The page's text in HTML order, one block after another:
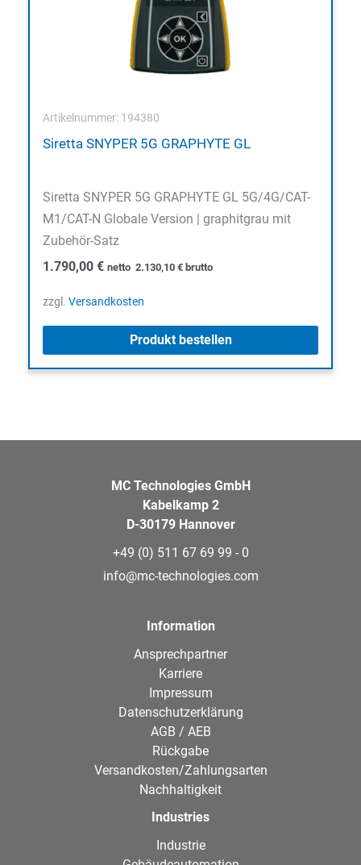
Artikelnummer: 194380
Siretta SNYPER 5G GRAPHYTE GL
Siretta SNYPER 5G GRAPHYTE GL 5G/4G/CAT-
M1/CAT-N Globale Version | graphitgrau mit
Zubehör-Satz
1.790,00 € netto 2.130,10 € brutto
zzgl. Versandkosten
Produkt bestellen
MC Technologies GmbH
Kabelkamp 2
D-30179 Hannover
+49 (0) 511 67 69 99 - 0
info@mc-technologies.com
Information
Ansprechpartner
Karriere
Impressum
Datenschutzerklärung
AGB / AEB
Rückgabe
Versandkosten/Zahlungsarten
Nachhaltigkeit
Industries
Industrie